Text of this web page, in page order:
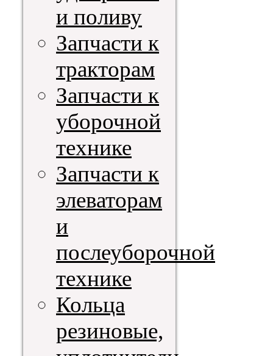
и поливу
Запчасти к
тракторам
Запчасти к
уборочной
технике
Запчасти к
элеваторам
и
послеуборочной
технике
Кольца
резиновые,